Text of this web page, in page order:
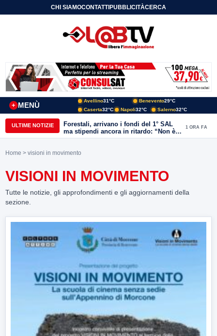
CHI SIAMOCONTATTIPUBBLICITÀCERCA
MENÙ
+
Avellino31°C Benevento29°C
Caserta32°C Napoli32°C Salerno32°C
ULTIME NOTIZIE
Forestali, arrivano i fondi del 1° SAL
ma stipendi ancora in ritardo: “Non è
più sostenibile”
1 ORA FA
Home > visioni in movimento
VISIONI IN MOVIMENTO
Tutte le notizie, gli approfondimenti e gli aggiornamenti della
sezione.